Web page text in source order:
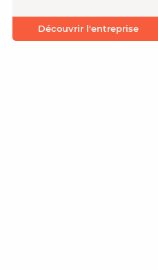
Découvrir l'entreprise